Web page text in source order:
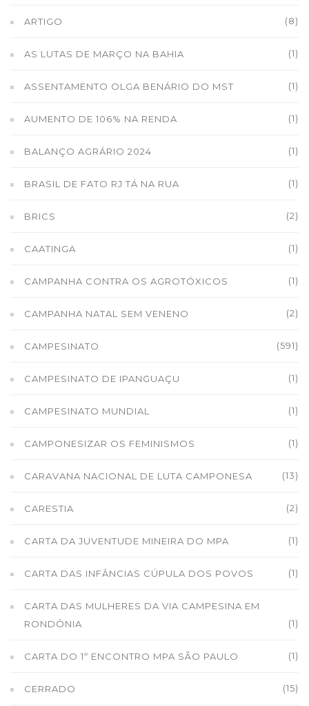
ARTIGO (8)
AS LUTAS DE MARÇO NA BAHIA (1)
ASSENTAMENTO OLGA BENÁRIO DO MST (1)
AUMENTO DE 106% NA RENDA (1)
BALANÇO AGRÁRIO 2024 (1)
BRASIL DE FATO RJ TÁ NA RUA (1)
BRICS (2)
CAATINGA (1)
CAMPANHA CONTRA OS AGROTÓXICOS (1)
CAMPANHA NATAL SEM VENENO (2)
CAMPESINATO (591)
CAMPESINATO DE IPANGUAÇU (1)
CAMPESINATO MUNDIAL (1)
CAMPONESIZAR OS FEMINISMOS (1)
CARAVANA NACIONAL DE LUTA CAMPONESA (13)
CARESTIA (2)
CARTA DA JUVENTUDE MINEIRA DO MPA (1)
CARTA DAS INFÂNCIAS CÚPULA DOS POVOS (1)
CARTA DAS MULHERES DA VIA CAMPESINA EM
RONDÔNIA
(1)
CARTA DO 1º ENCONTRO MPA SÃO PAULO (1)
CERRADO (15)